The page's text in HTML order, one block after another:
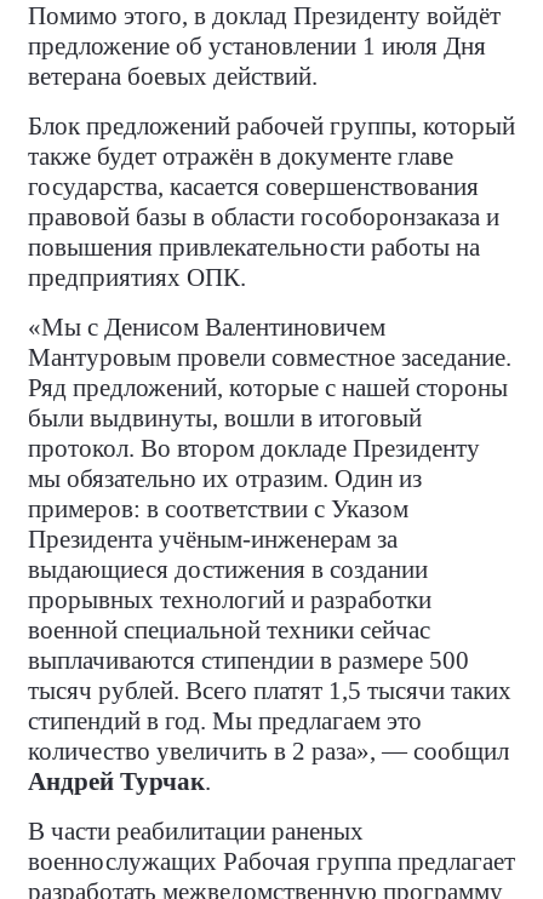
Помимо этого, в доклад Президенту войдёт
предложение об установлении 1 июля Дня
ветерана боевых действий.
Блок предложений рабочей группы, который
также будет отражён в документе главе
государства, касается совершенствования
правовой базы в области гособоронзаказа и
повышения привлекательности работы на
предприятиях ОПК.
«Мы с Денисом Валентиновичем
Мантуровым провели совместное заседание.
Ряд предложений, которые с нашей стороны
были выдвинуты, вошли в итоговый
протокол. Во втором докладе Президенту
мы обязательно их отразим. Один из
примеров: в соответствии с Указом
Президента учёным-инженерам за
выдающиеся достижения в создании
прорывных технологий и разработки
военной специальной техники сейчас
выплачиваются стипендии в размере 500
тысяч рублей. Всего платят 1,5 тысячи таких
стипендий в год. Мы предлагаем это
количество увеличить в 2 раза», — сообщил
Андрей Турчак.
В части реабилитации раненых
военнослужащих Рабочая группа предлагает
разработать межведомственную программу